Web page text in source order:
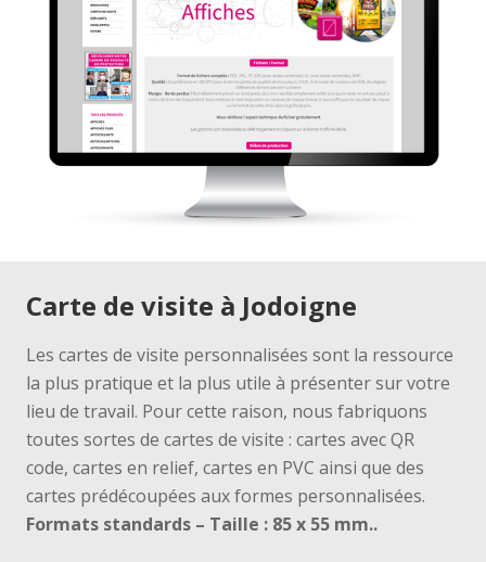
Carte de visite à Jodoigne
Les cartes de visite personnalisées sont la ressource
la plus pratique et la plus utile à présenter sur votre
lieu de travail. Pour cette raison, nous fabriquons
toutes sortes de cartes de visite : cartes avec QR
code, cartes en relief, cartes en PVC ainsi que des
cartes prédécoupées aux formes personnalisées.
Formats standards – Taille : 85 x 55 mm..